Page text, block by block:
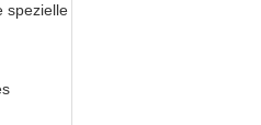
spezielle